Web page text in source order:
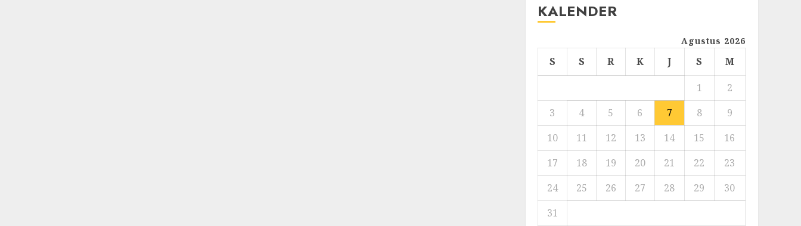
KALENDER
Agustus 2026
S S R K J S
M
1
2
3
4 5 6 7 8
9
10
11 12 13 14 15
16
17
18 19 20 21 22
23
24
25 26 27 28 29
30
31